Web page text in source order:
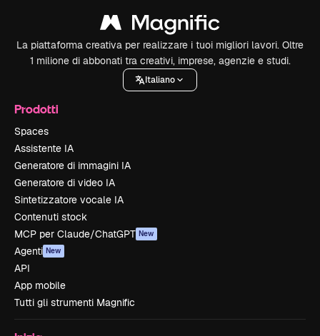
La piattaforma creativa per realizzare i tuoi migliori lavori. Oltre
1 milione di abbonati tra creativi, imprese, agenzie e studi.
Italiano
Prodotti
Spaces
Assistente IA
Generatore di immagini IA
Generatore di video IA
Sintetizzatore vocale IA
Contenuti stock
MCP per Claude/ChatGPT New
Agenti New
API
App mobile
Tutti gli strumenti Magnific